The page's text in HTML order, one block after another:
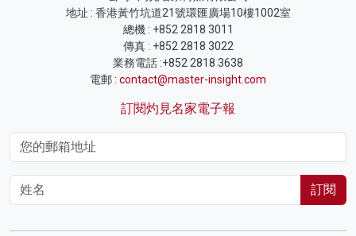
地址 : 香港黃竹坑道21號環匯廣場10樓1002室
總機 : +852 2818 3011
傳真 : +852 2818 3022
業務電話 :+852 2818 3638
電郵 : contact@master-insight.com
訂閱灼見名家電子報
訂閱